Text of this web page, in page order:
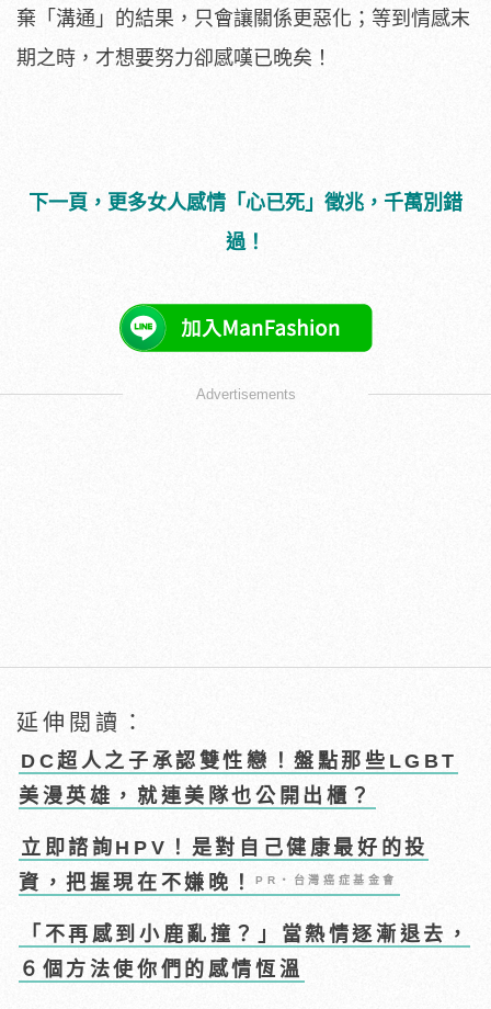
棄「溝通」的結果，只會讓關係更惡化；等到情感末
期之時，才想要努力卻感嘆已晚矣！
下一頁，更多女人感情「心已死」徵兆，千萬別錯
過！
Advertisements
延伸閱讀：
DC超人之子承認雙性戀！盤點那些LGBT
美漫英雄，就連美隊也公開出櫃？
立即諮詢HPV！是對自己健康最好的投
資，把握現在不嫌晚！PR・台灣癌症基金會
「不再感到小鹿亂撞？」當熱情逐漸退去，
６個方法使你們的感情恆溫